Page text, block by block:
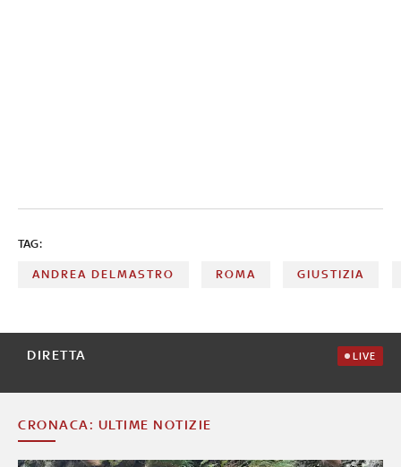
TAG:
ANDREA DELMASTRO ROMA GIUSTIZIA
DIRETTA LIVE
CRONACA: ULTIME NOTIZIE